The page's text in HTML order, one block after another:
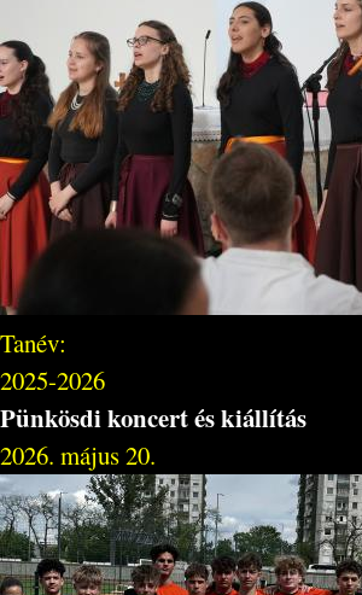
Tanév:
2025-2026
Pünkösdi koncert és kiállítás
2026. május 20.